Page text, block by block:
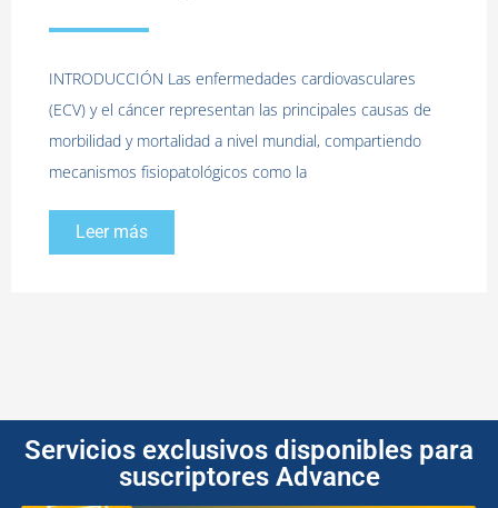
INTRODUCCIÓN Las enfermedades cardiovasculares
(ECV) y el cáncer representan las principales causas de
morbilidad y mortalidad a nivel mundial, compartiendo
mecanismos fisiopatológicos como la
Leer más
Servicios exclusivos disponibles para
suscriptores Advance